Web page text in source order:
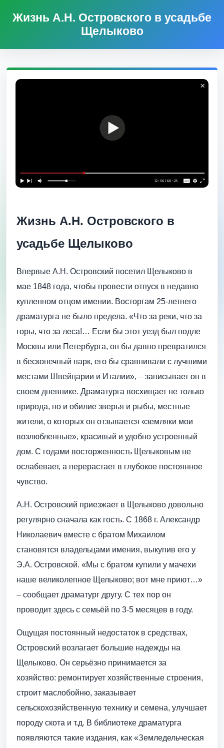
Жизнь А.Н. Островского в усадьбе
Щелыково
Жизнь А.Н. Островского в
усадьбе Щелыково
Впервые А.Н. Островский посетил Щелыково в
мае 1848 года, чтобы провести отпуск в недавно
купленном отцом имении. Восторгам 25-летнего
драматурга не было предела. «Что за реки, что за
горы, что за леса!… Если бы этот уезд был подле
Москвы или Петербурга, он бы давно превратился
в бесконечный парк, его бы сравнивали с лучшими
местами Швейцарии и Италии», – записывает он в
своем дневнике. Драматурга восхищает не только
природа, но и обилие зверья и рыбы, местные
жители, о которых он отзывается «земляки мои
возлюбленные», красивый и удобно устроенный
дом. С годами восторженность Щелыковым не
ослабевает, а перерастает в глубокое постоянное
чувство.
А.Н. Островский приезжает в Щелыково довольно
регулярно сначала как гость. С 1868 г. Александр
Николаевич вместе с братом Михаилом
становятся владельцами имения, выкупив его у
Э.А. Островской. «Мы с братом купили у мачехи
наше великолепное Щелыково; вот мне приют…»
– сообщает драматург другу. С тех пор он
проводит здесь с семьёй по 3-5 месяцев в году.
Ощущая постоянный недостаток в средствах,
Островский возлагает большие надежды на
Щелыково. Он серьёзно принимается за
хозяйство: ремонтирует хозяйственные строения,
строит маслобойню, заказывает
сельскохозяйственную технику и семена, улучшает
породу скота и т.д. В библиотеке драматурга
появляются такие издания, как «Земледельческая